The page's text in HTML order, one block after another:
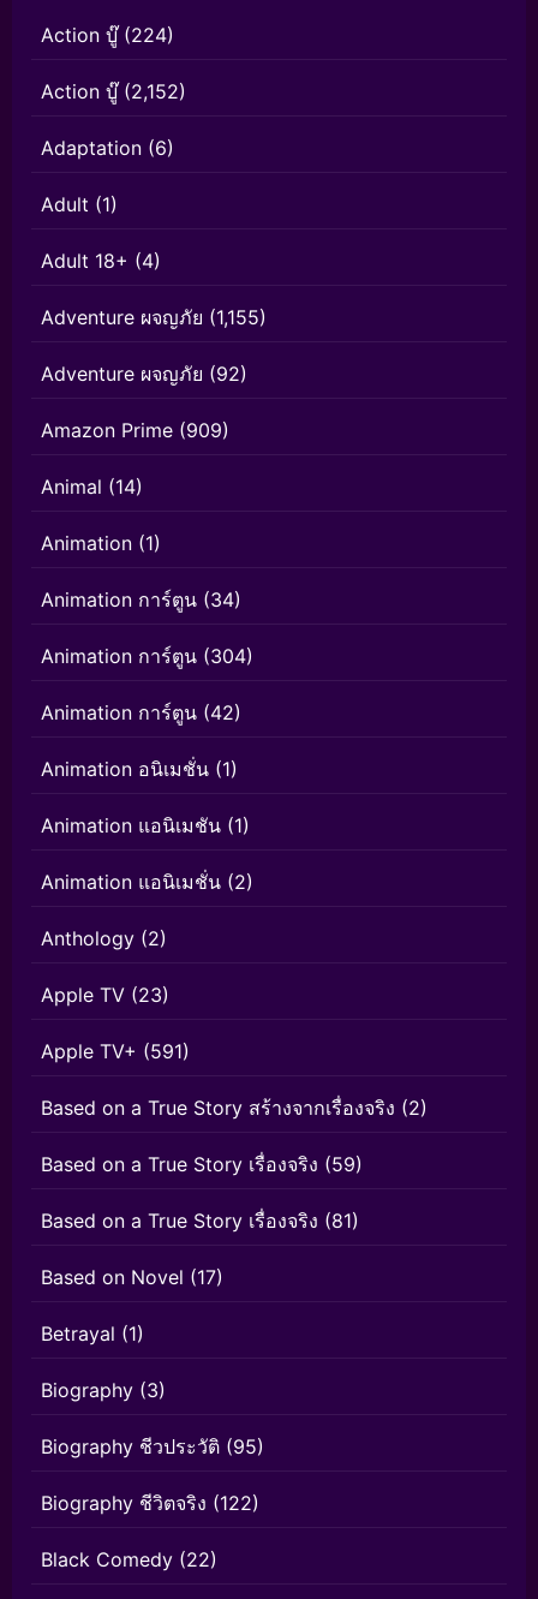
Action บู๊(224)
Action บู๊(2,152)
Adaptation (6)
Adult (1)
Adult 18+ (4)
Adventure ผจญภัย (1,155)
Adventure ผจญภัย (92)
Amazon Prime (909)
Animal (14)
Animation (1)
Animation การ์ตูน (34)
Animation การ์ตูน (304)
Animation การ์ตูน (42)
Animation อนิเมชั่น (1)
Animation แอนิเมชัน (1)
Animation แอนิเมชั่น (2)
Anthology (2)
Apple TV (23)
Apple TV+ (591)
Based on a True Story สร้างจากเรื่องจริง (2)
Based on a True Story เรื่องจริง (59)
Based on a True Story เรื่องจริง (81)
Based on Novel (17)
Betrayal (1)
Biography (3)
Biography ชีวประวัติ (95)
Biography ชีวิตจริง (122)
Black Comedy (22)